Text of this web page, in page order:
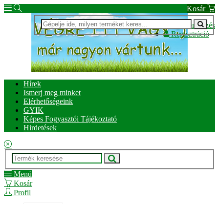
Kosár
Bejelentkezés
Regisztráció
Hírek
Ismerj meg minket
Elérhetőségeink
GYIK
Képes Fogyasztói Tájékoztató
Hirdetések
Menü
Kosár
Profil